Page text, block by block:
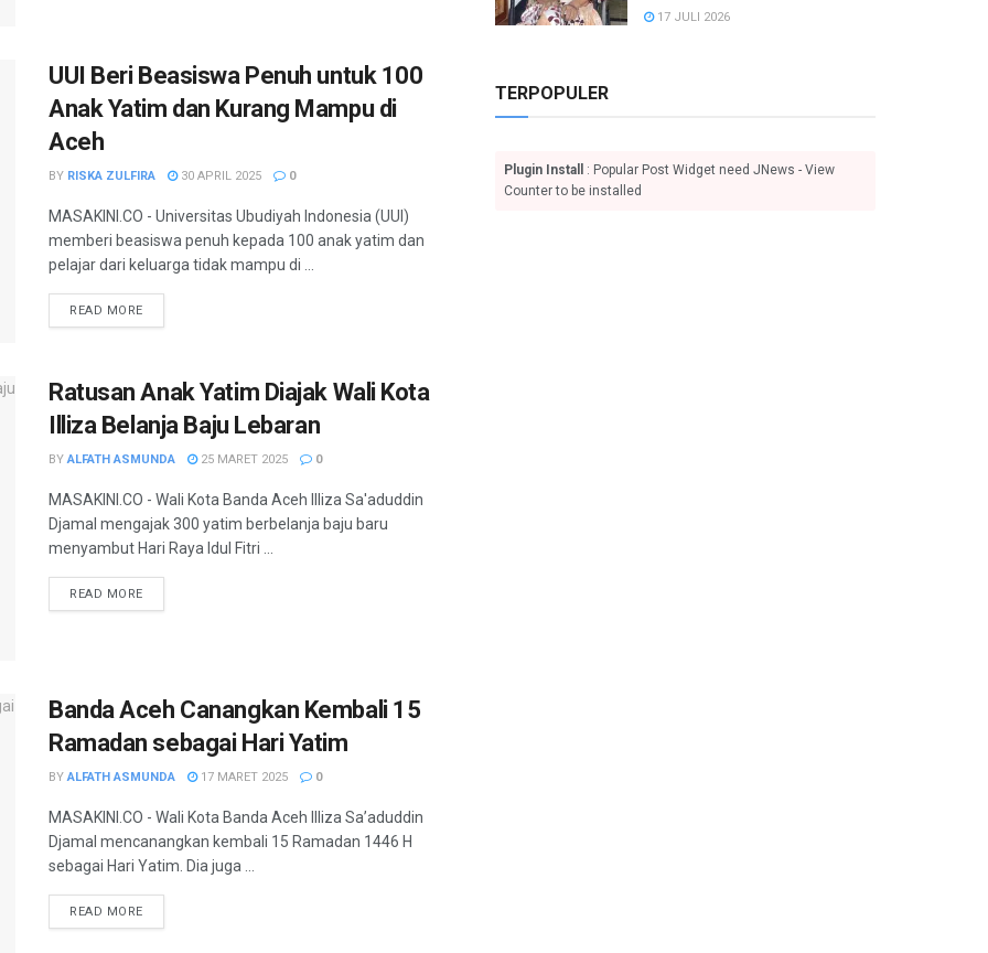
UUI Beri Beasiswa Penuh untuk 100
Anak Yatim dan Kurang Mampu di
Aceh
BY RISKA ZULFIRA 30 APRIL 2025 0
MASAKINI.CO - Universitas Ubudiyah Indonesia (UUI)
memberi beasiswa penuh kepada 100 anak yatim dan
pelajar dari keluarga tidak mampu di ...
READ MORE
Ratusan Anak Yatim Diajak Wali Kota
Illiza Belanja Baju Lebaran
BY ALFATH ASMUNDA 25 MARET 2025 0
MASAKINI.CO - Wali Kota Banda Aceh Illiza Sa'aduddin
Djamal mengajak 300 yatim berbelanja baju baru
menyambut Hari Raya Idul Fitri ...
READ MORE
Banda Aceh Canangkan Kembali 15
Ramadan sebagai Hari Yatim
BY ALFATH ASMUNDA 17 MARET 2025 0
MASAKINI.CO - Wali Kota Banda Aceh Illiza Sa’aduddin
Djamal mencanangkan kembali 15 Ramadan 1446 H
sebagai Hari Yatim. Dia juga ...
READ MORE
17 JULI 2026
TERPOPULER
Plugin Install
: Popular Post Widget need JNews - View
Counter to be installed